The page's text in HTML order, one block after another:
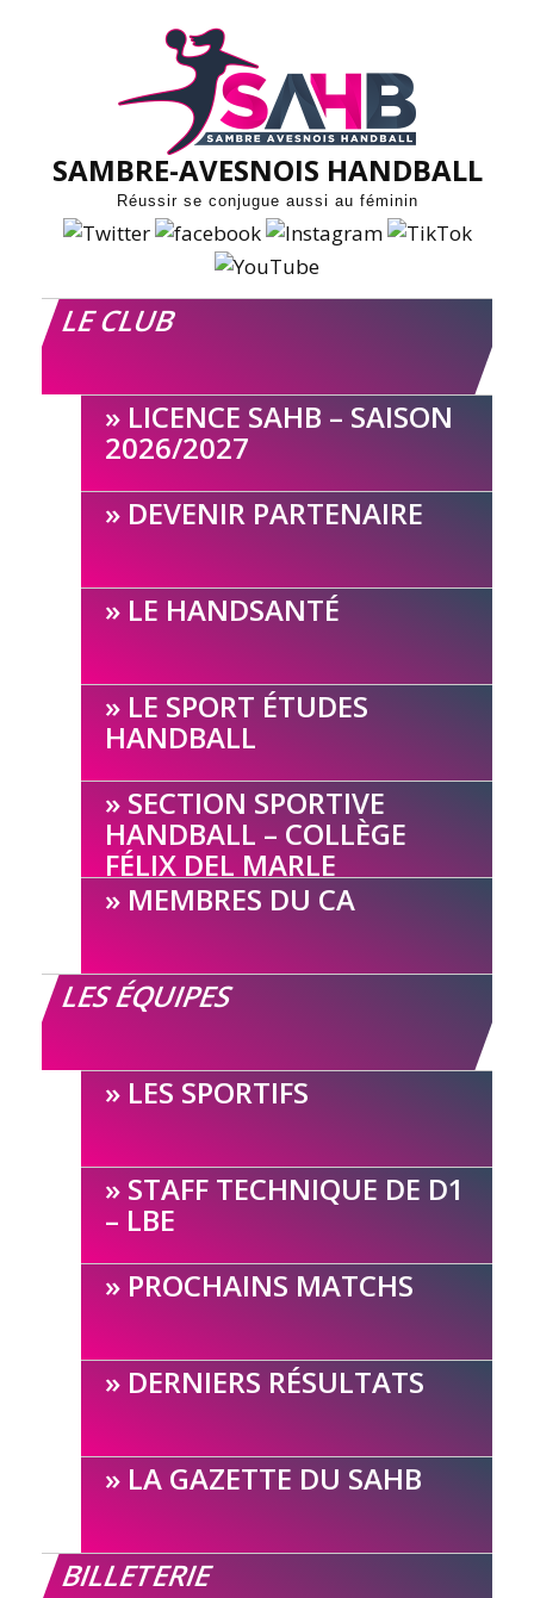
SAMBRE-AVESNOIS HANDBALL
Réussir se conjugue aussi au féminin
LE CLUB
LICENCE SAHB – SAISON
2026/2027
DEVENIR PARTENAIRE
LE HANDSANTÉ
LE SPORT ÉTUDES
HANDBALL
SECTION SPORTIVE
HANDBALL – COLLÈGE
FÉLIX DEL MARLE
MEMBRES DU CA
LES ÉQUIPES
LES SPORTIFS
STAFF TECHNIQUE DE D1
– LBE
PROCHAINS MATCHS
DERNIERS RÉSULTATS
LA GAZETTE DU SAHB
BILLETERIE